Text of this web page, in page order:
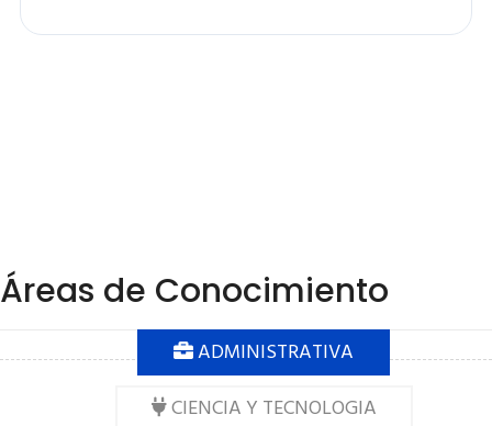
Áreas de Conocimiento
ADMINISTRATIVA
CIENCIA Y TECNOLOGIA